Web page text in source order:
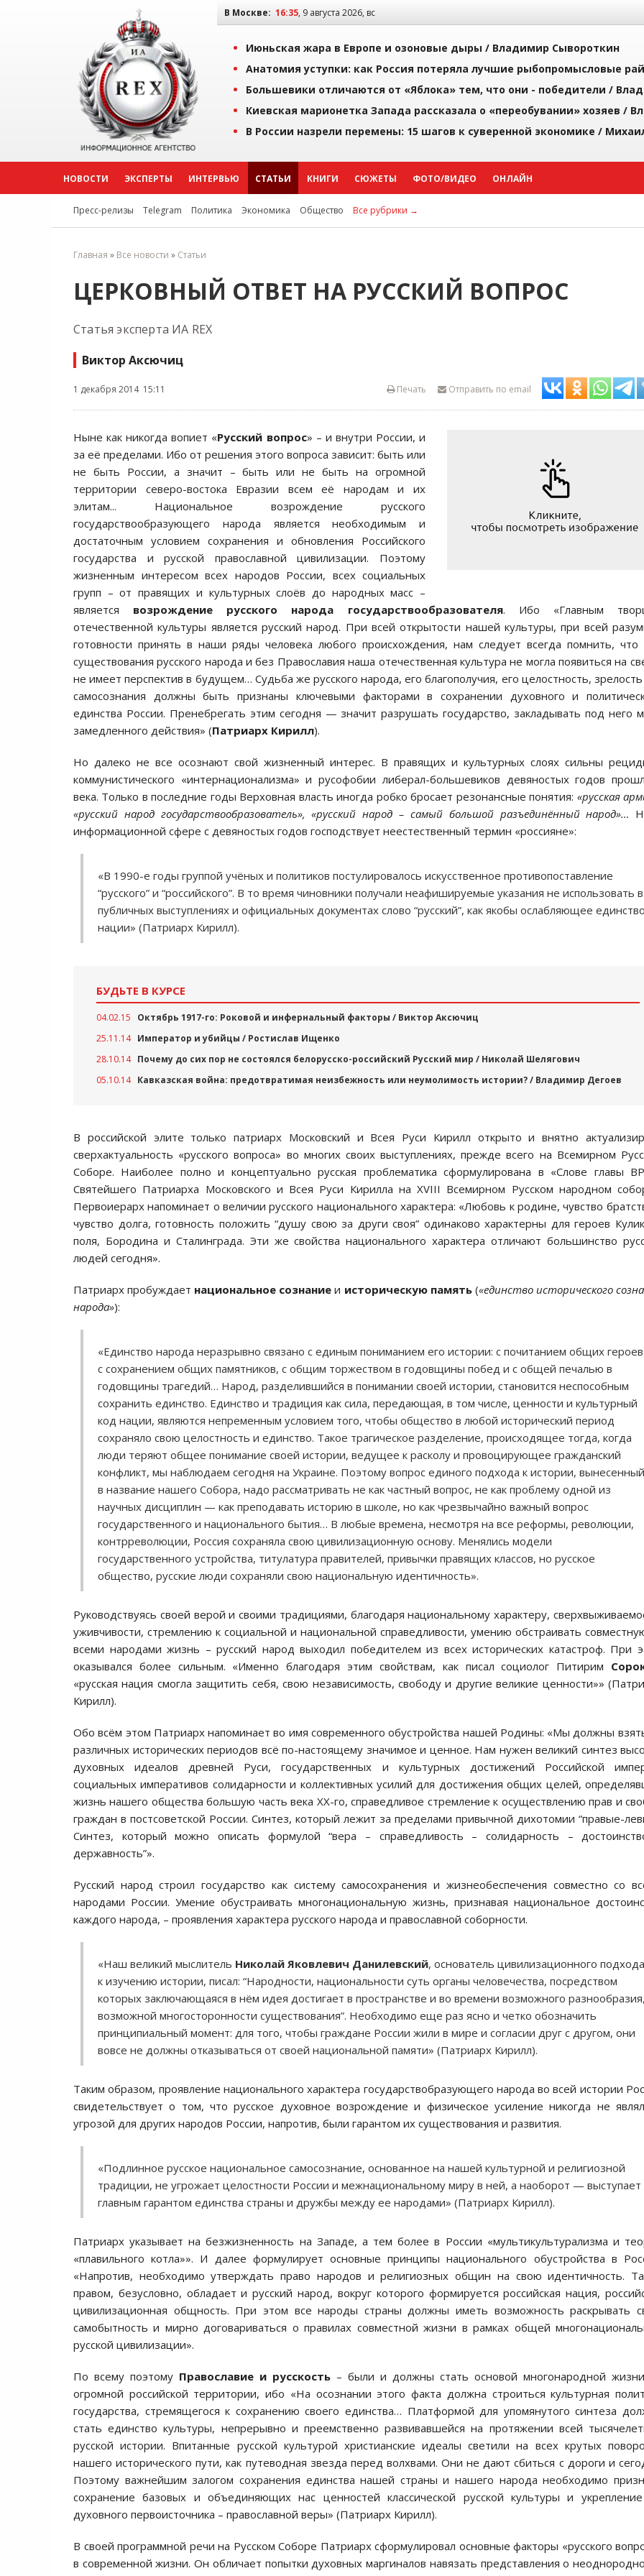
В Москве: 16:35, 9 августа 2026, вс
Июньская жара в Европе и озоновые дыры / Владимир Сывороткин
Анатомия уступки: как Россия потеряла лучшие рыбопромысловые
Большевики отличаются от «Яблока» тем, что они - победители /
Киевская марионетка Запада рассказала о «переобувании» хозяев /
В России назрели перемены: 15 шагов к суверенной экономике /
НОВОСТИ ЭКСПЕРТЫ ИНТЕРВЬЮ СТАТЬИ КНИГИ СЮЖЕТЫ ФОТО/ВИДЕО ОНЛАЙН
Пресс-релизы Telegram Политика Экономика Общество Все рубрики →
Главная » Все новости » Статьи
ЦЕРКОВНЫЙ ОТВЕТ НА РУССКИЙ ВОПРОС
Статья эксперта ИА REX
Виктор Аксючиц
1 декабря 2014 15:11 Отправить по email
Печать
Ныне как никогда вопиет «Русский вопрос» – и внутри России, и
за её пределами. Ибо от решения этого вопроса зависит: быть или
не быть России, а значит – быть или не быть на огромной
территории северо-востока Евразии всем её народам и их
элитам... Национальное возрождение русского
государствообразующего народа является необходимым и
достаточным условием сохранения и обновления Российского
государства и русской православной цивилизации. Поэтому
жизненным интересом всех народов России, всех социальных
групп – от правящих и культурных слоёв до народных масс –
является возрождение русского народа государствообразователя. Ибо «Главным
отечественной культуры является русский народ. При всей открытости нашей культуры, при всей
готовности принять в наши ряды человека любого происхождения, нам следует всегда помнить, что
существования русского народа и без Православия наша отечественная культура не могла появиться на
не имеет перспектив в будущем… Судьба же русского народа, его благополучия, его целостность, зрелость
самосознания должны быть признаны ключевыми факторами в сохранении духовного и
единства России. Пренебрегать этим сегодня — значит разрушать государство, закладывать под него
замедленного действия» (Патриарх Кирилл).
Но далеко не все осознают свой жизненный интерес. В правящих и культурных слоях сильны
коммунистического «интернационализма» и русофобии либерал-большевиков девяностых годов
века. Только в последние годы Верховная власть иногда робко бросает резонансные понятия: «русская
«русский народ государствообразователь», «русский народ – самый большой разъединённый народ»…
информационной сфере с девяностых годов господствует неестественный термин «россияне»:
«В 1990-е годы группой учёных и политиков постулировалось искусственное противопоставление
“русского” и “российского”. В то время чиновники получали неафишируемые указания не использовать в
публичных выступлениях и официальных документах слово “русский”, как якобы ослабляющее единство
нации» (Патриарх Кирилл).
БУДЬТЕ В КУРСЕ
04.02.15
Октябрь 1917-го: Роковой и инфернальный факторы / Виктор Аксючиц
25.11.14 Император и убийцы / Ростислав Ищенко
28.10.14 Почему до сих пор не состоялся белорусско-российский Русский мир / Николай Шелягович
05.10.14 Кавказская война: предотвратимая неизбежность или неумолимость истории? / Владимир Дегоев
В российской элите только патриарх Московский и Всея Руси Кирилл открыто и внятно
сверхактуальность «русского вопроса» во многих своих выступлениях, прежде всего на Всемирном
Соборе. Наиболее полно и концептуально русская проблематика сформулирована в «Слове главы
Святейшего Патриарха Московского и Всея Руси Кирилла на XVIII Всемирном Русском народном
Первоиерарх напоминает о величии русского национального характера: «Любовь к родине, чувство
чувство долга, готовность положить “душу свою за други своя” одинаково характерны для героев
поля, Бородина и Сталинграда. Эти же свойства национального характера отличают большинство
людей сегодня».
Патриарх пробуждает национальное сознание и историческую память(«единство исторического
народа»):
«Единство народа неразрывно связано с единым пониманием его истории: с почитанием общих
с сохранением общих памятников, с общим торжеством в годовщины побед и с общей печалью в
годовщины трагедий… Народ, разделившийся в понимании своей истории, становится неспособным
сохранить единство. Единство и традиция как сила, передающая, в том числе, ценности и культурный
код нации, являются непременным условием того, чтобы общество в любой исторический период
сохраняло свою целостность и единство. Такое трагическое разделение, происходящее тогда, когда
люди теряют общее понимание своей истории, ведущее к расколу и провоцирующее гражданский
конфликт, мы наблюдаем сегодня на Украине. Поэтому вопрос единого подхода к истории, вынесенный
в название нашего Собора, надо рассматривать не как частный вопрос, не как проблему одной из
научных дисциплин — как преподавать историю в школе, но как чрезвычайно важный вопрос
государственного и национального бытия… В любые времена, несмотря на все реформы, революции,
контрреволюции, Россия сохраняла свою цивилизационную основу. Менялись модели
государственного устройства, титулатура правителей, привычки правящих классов, но русское
общество, русские люди сохраняли свою национальную идентичность».
Руководствуясь своей верой и своими традициями, благодаря национальному характеру,
уживчивости, стремлению к социальной и национальной справедливости, умению обстраивать
всеми народами жизнь – русский народ выходил победителем из всех исторических катастроф. При
оказывался более сильным. «Именно благодаря этим свойствам, как писал социолог Питирим
«русская нация смогла защитить себя, свою независимость, свободу и другие великие ценности»»
Кирилл).
Обо всём этом Патриарх напоминает во имя современного обустройства нашей Родины: «Мы должны
различных исторических периодов всё по-настоящему значимое и ценное. Нам нужен великий синтез
духовных идеалов древней Руси, государственных и культурных достижений Российской
социальных императивов солидарности и коллективных усилий для достижения общих целей,
жизнь нашего общества большую часть века ХХ-го, справедливое стремление к осуществлению прав и
граждан в постсоветской России. Синтез, который лежит за пределами привычной дихотомии “правые-
Синтез, который можно описать формулой “вера – справедливость – солидарность –
державность”».
Русский народ строил государство как систему самосохранения и жизнеобеспечения совместно со
народами России. Умение обустраивать многонациональную жизнь, признавая национальное
каждого народа, – проявления характера русского народа и православной соборности.
«Наш великий мыслитель Николай Яковлевич Данилевский, основатель цивилизационного подхода
к изучению истории, писал: “Народности, национальности суть органы человечества, посредством
которых заключающаяся в нём идея достигает в пространстве и во времени возможного разнообразия,
возможной многосторонности существования”. Необходимо еще раз ясно и четко обозначить
принципиальный момент: для того, чтобы граждане России жили в мире и согласии друг с другом, они
вовсе не должны отказываться от своей национальной памяти» (Патриарх Кирилл).
Таким образом, проявление национального характера государствобразующего народа во всей истории
свидетельствует о том, что русское духовное возрождение и физическое усиление никогда не
угрозой для других народов России, напротив, были гарантом их существования и развития.
«Подлинное русское национальное самосознание, основанное на нашей культурной и религиозной
традиции, не угрожает целостности России и межнациональному миру в ней, а наоборот — выступает
главным гарантом единства страны и дружбы между ее народами» (Патриарх Кирилл).
Патриарх указывает на безжизненность на Западе, а тем более в России «мультикультурализма и
«плавильного котла»». И далее формулирует основные принципы национального обустройства в
«Напротив, необходимо утверждать право народов и религиозных общин на свою идентичность.
правом, безусловно, обладает и русский народ, вокруг которого формируется российская нация,
цивилизационная общность. При этом все народы страны должны иметь возможность раскрывать
самобытность и мирно договариваться о правилах совместной жизни в рамках общей
русской цивилизации».
По всему поэтому Православие и русскость – были и должны стать основой многонародной
огромной российской территории, ибо «На осознании этого факта должна строиться культурная
государства, стремящегося к сохранению своего единства… Платформой для упомянутого синтеза
стать единство культуры, непрерывно и преемственно развивавшейся на протяжении всей
русской истории. Впитанные русской культурой христианские идеалы светили на всех крутых
нашего исторического пути, как путеводная звезда перед волхвами. Они не дают сбиться с дороги и
Поэтому важнейшим залогом сохранения единства нашей страны и нашего народа необходимо
сохранение базовых и объединяющих нас ценностей классической русской культуры и
духовного первоисточника – православной веры» (Патриарх Кирилл).
В своей программной речи на Русском Соборе Патриарх сформулировал основные факторы «русского
в современной жизни. Он обличает попытки духовных маргиналов навязать представления о